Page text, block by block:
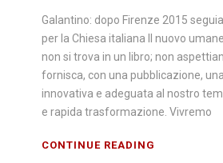
Galantino: dopo Firenze 2015
per la Chiesa italiana Il nuovo
non si trova in un libro; non
fornisca, con una pubblicazione,
innovativa e adeguata al nostro
e rapida trasformazione. Vivremo
CONTINUE READING